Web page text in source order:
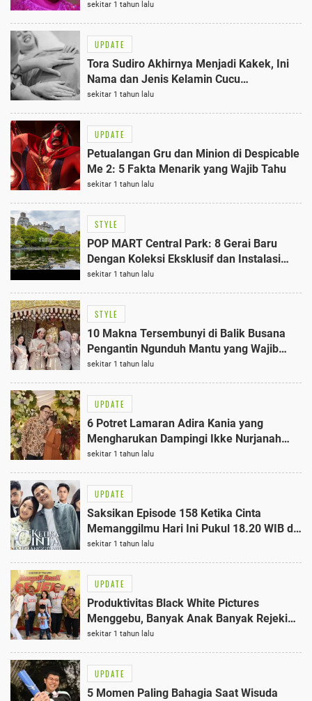
'Kembaran' Safeea Ahmad
sekitar 1 tahun lalu
UPDATE
Tora Sudiro Akhirnya Menjadi Kakek, Ini
Nama dan Jenis Kelamin Cucu
Pertamanya 1
sekitar 1 tahun lalu
UPDATE
Petualangan Gru dan Minion di Despicable
Me 2: 5 Fakta Menarik yang Wajib Tahu
sekitar 1 tahun lalu
STYLE
POP MART Central Park: 8 Gerai Baru
Dengan Koleksi Eksklusif dan Instalasi
Seru di Jakarta
sekitar 1 tahun lalu
STYLE
10 Makna Tersembunyi di Balik Busana
Pengantin Ngunduh Mantu yang Wajib
Tahu
sekitar 1 tahun lalu
UPDATE
6 Potret Lamaran Adira Kania yang
Mengharukan Dampingi Ikke Nurjanah
dan Aldi Bragi
sekitar 1 tahun lalu
UPDATE
Saksikan Episode 158 Ketika Cinta
Memanggilmu Hari Ini Pukul 18.20 WIB di
SCTV, Terungkap Rahasia Mengejutkan!
sekitar 1 tahun lalu
UPDATE
Produktivitas Black White Pictures
Menggebu, Banyak Anak Banyak Rejeki
Siap Tayang di 2025
sekitar 1 tahun lalu
UPDATE
5 Momen Paling Bahagia Saat Wisuda